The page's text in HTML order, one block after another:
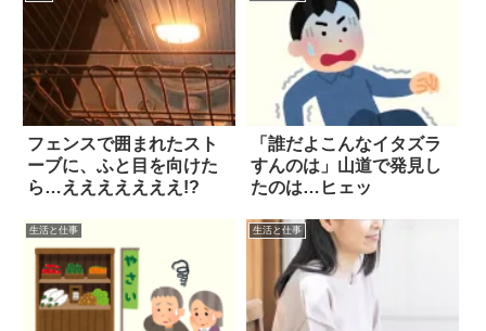
フェンスで囲まれたスト
ーブに、ふと目を向けた
ら…えええええええ!?
「誰だよこんなイタズラ
すんのは」山道で発見し
たのは…ヒェッ
生活と仕事 生活と仕事